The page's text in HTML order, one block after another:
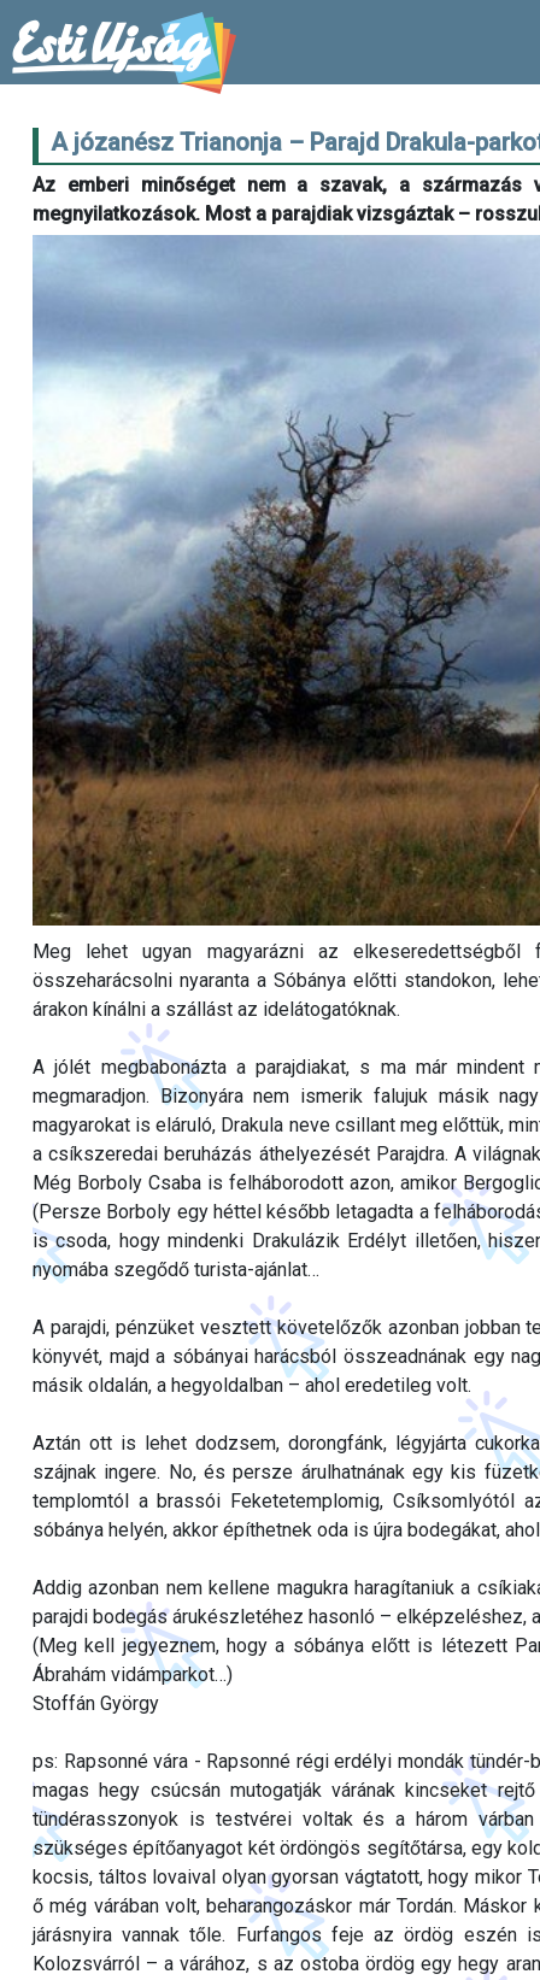
A józanész Trianonja – Parajd Drakula-
Az emberi minőséget nem a szavak, a származás
megnyilatkozások. Most a parajdiak vizsgáztak –
Meg lehet ugyan magyarázni az
összeharácsolni nyaranta a Sóbánya előtti standokon,
árakon kínálni a szállást az idelátogatóknak.
A jólét megbabonázta a parajdiakat, s ma már
megmaradjon. Bizonyára nem ismerik falujuk másik
magyarokat is eláruló, Drakula neve csillant meg előttük,
a csíkszeredai beruházás áthelyezését Parajdra. A
Még Borboly Csaba is felháborodott azon, amikor
(Persze Borboly egy héttel később letagadta a
is csoda, hogy mindenki Drakulázik Erdélyt illetően,
nyomába szegődő turista-ajánlat…
A parajdi, pénzüket vesztett követelőzők azonban jobban
könyvét, majd a sóbányai harácsból összeadnának egy
másik oldalán, a hegyoldalban – ahol eredetileg volt.
Aztán ott is lehet dodzsem, dorongfánk, légyjárta
szájnak ingere. No, és persze árulhatnának egy kis
templomtól a brassói Feketetemplomig, Csíksomlyótól
sóbánya helyén, akkor építhetnek oda is újra bodegákat,
Addig azonban nem kellene magukra haragítaniuk a
parajdi bodegás árukészletéhez hasonló – elképzeléshez,
(Meg kell jegyeznem, hogy a sóbánya előtt is létezett
Ábrahám vidámparkot…)
Stoffán György
ps: Rapsonné vára - Rapsonné régi erdélyi mondák
magas hegy csúcsán mutogatják várának kincseket
tündérasszonyok is testvérei voltak és a három
szükséges építőanyagot két ördöngös segítőtársa, egy
kocsis, táltos lovaival olyan gyorsan vágtatott, hogy mikor
ő még várában volt, beharangozáskor már Tordán.
járásnyira vannak tőle. Furfangos feje az ördög
Kolozsvárról – a várához, s az ostoba ördög egy hegy